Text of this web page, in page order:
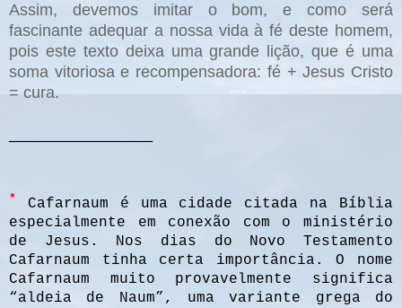
Assim, devemos imitar o bom, e como será
fascinante adequar a nossa vida à fé deste homem,
pois este texto deixa uma grande lição, que é uma
soma vitoriosa e recompensadora: fé + Jesus Cristo
= cura.
*
Cafarnaum é uma cidade citada na Bíblia
especialmente em conexão com o ministério
de Jesus. Nos dias do Novo Testamento
Cafarnaum tinha certa importância. O nome
Cafarnaum muito provavelmente significa
“aldeia de Naum”, uma variante grega do